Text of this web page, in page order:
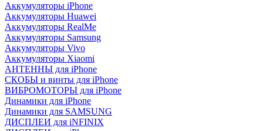
Аккумуляторы iPhone
Аккумуляторы Huawei
Аккумуляторы RealMe
Аккумуляторы Samsung
Аккумуляторы Vivo
Аккумуляторы Xiaomi
АНТЕННЫ для iPhone
СКОБЫ и винты для iPhone
ВИБРОМОТОРЫ для iPhone
Динамики для iPhone
Динамики для SAMSUNG
ДИСПЛЕИ для iNFINIX